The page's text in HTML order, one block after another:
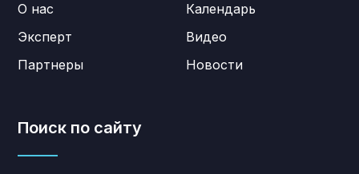
О нас
Эксперт
Партнеры
Календарь
Видео
Новости
Поиск по сайту